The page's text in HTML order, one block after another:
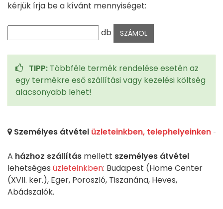
kérjük írja be a kívánt mennyiséget:
db
TIPP: Többféle termék rendelése esetén az
egy termékre eső szállítási vagy kezelési költség
alacsonyabb lehet!
Személyes átvétel üzleteinkben, telephelyeinken
A házhoz szállítás mellett személyes átvétel
lehetséges üzleteinkben: Budapest (Home Center
(XVII. ker.), Eger, Poroszló, Tiszanána, Heves,
Abádszalók.